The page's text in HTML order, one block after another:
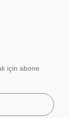
için abone